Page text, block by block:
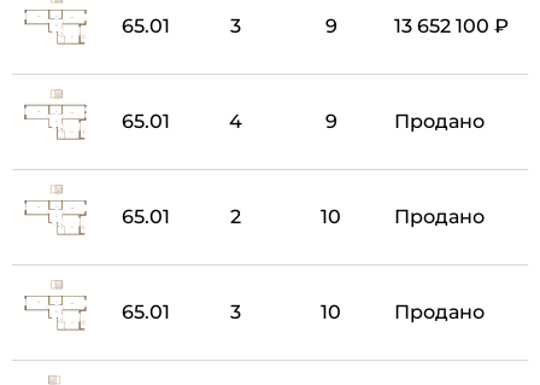
65.01 3 9 13 652 100 ₽
65.01 4 9 Продано
65.01 2 10 Продано
65.01 3 10 Продано